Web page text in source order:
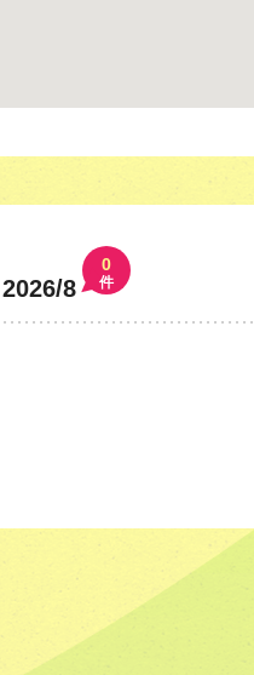
2026/8
0
件